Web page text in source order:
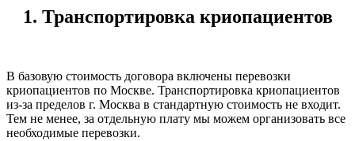
1. Транспортировка криопациентов
В базовую стоимость договора включены перевозки
криопациентов по Москве. Транспортировка криопациентов
из-за пределов г. Москва в стандартную стоимость не входит.
Тем не менее, за отдельную плату мы можем организовать все
необходимые перевозки.